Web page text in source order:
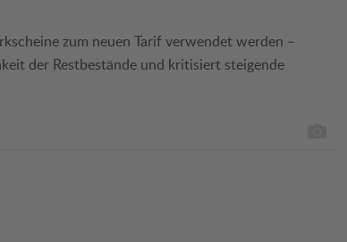
zum neuen Tarif verwendet werden –
der Restbestände und kritisiert steigende